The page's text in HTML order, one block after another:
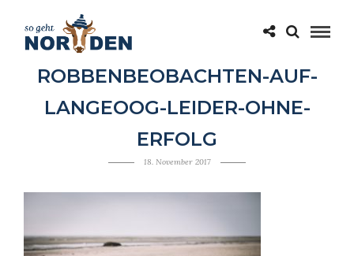
ROBBENBEOBACHTEN-AUF-
LANGEOOG-LEIDER-OHNE-
ERFOLG
18. November 2017